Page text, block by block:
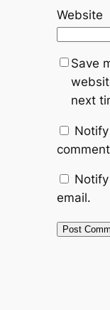
Website
Save
next
email.